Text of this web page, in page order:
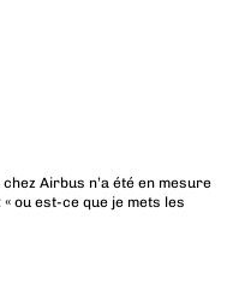
Airbus n’a été en mesure
ou est-ce que je mets les